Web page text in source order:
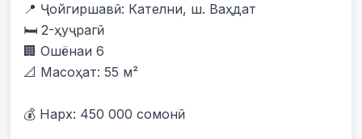
📍 Ҷойгиршавӣ: Кателни, ш. Ваҳдат
🛏️ 2-ҳуҷрагӣ
🏢 Ошёнаи 6
📐 Масоҳат: 55 м²
💰 Нарх: 450 000 сомонӣ